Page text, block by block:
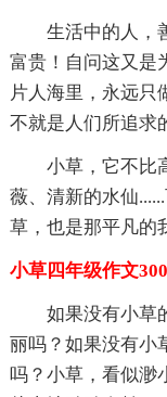
生活中的人，
富贵！自问这又是
片人海里，永远只
不就是人们所追求
小草，它不比
薇、清新的水仙
草，也是那平凡的
小草四年级作文
如果没有小草
丽吗？如果没有小
吗？小草，看似渺